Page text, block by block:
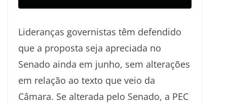
Lideranças governistas têm defendido
que a proposta seja apreciada no
Senado ainda em junho, sem alterações
em relação ao texto que veio da
Câmara. Se alterada pelo Senado, a PEC